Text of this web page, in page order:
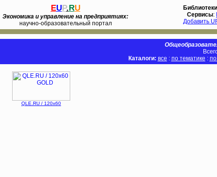
EUP.RU
Экономика и управление на предприятиях:
научно-образовательный портал
Библиотеки
Сервисы:
Добавить
Каталоги: все : по тематике :
QLE.RU / 120x60